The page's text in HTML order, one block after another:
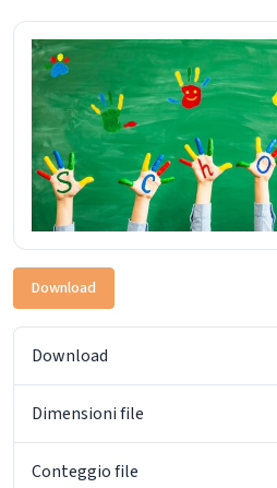
Download
Download
Dimensioni file
Conteggio file